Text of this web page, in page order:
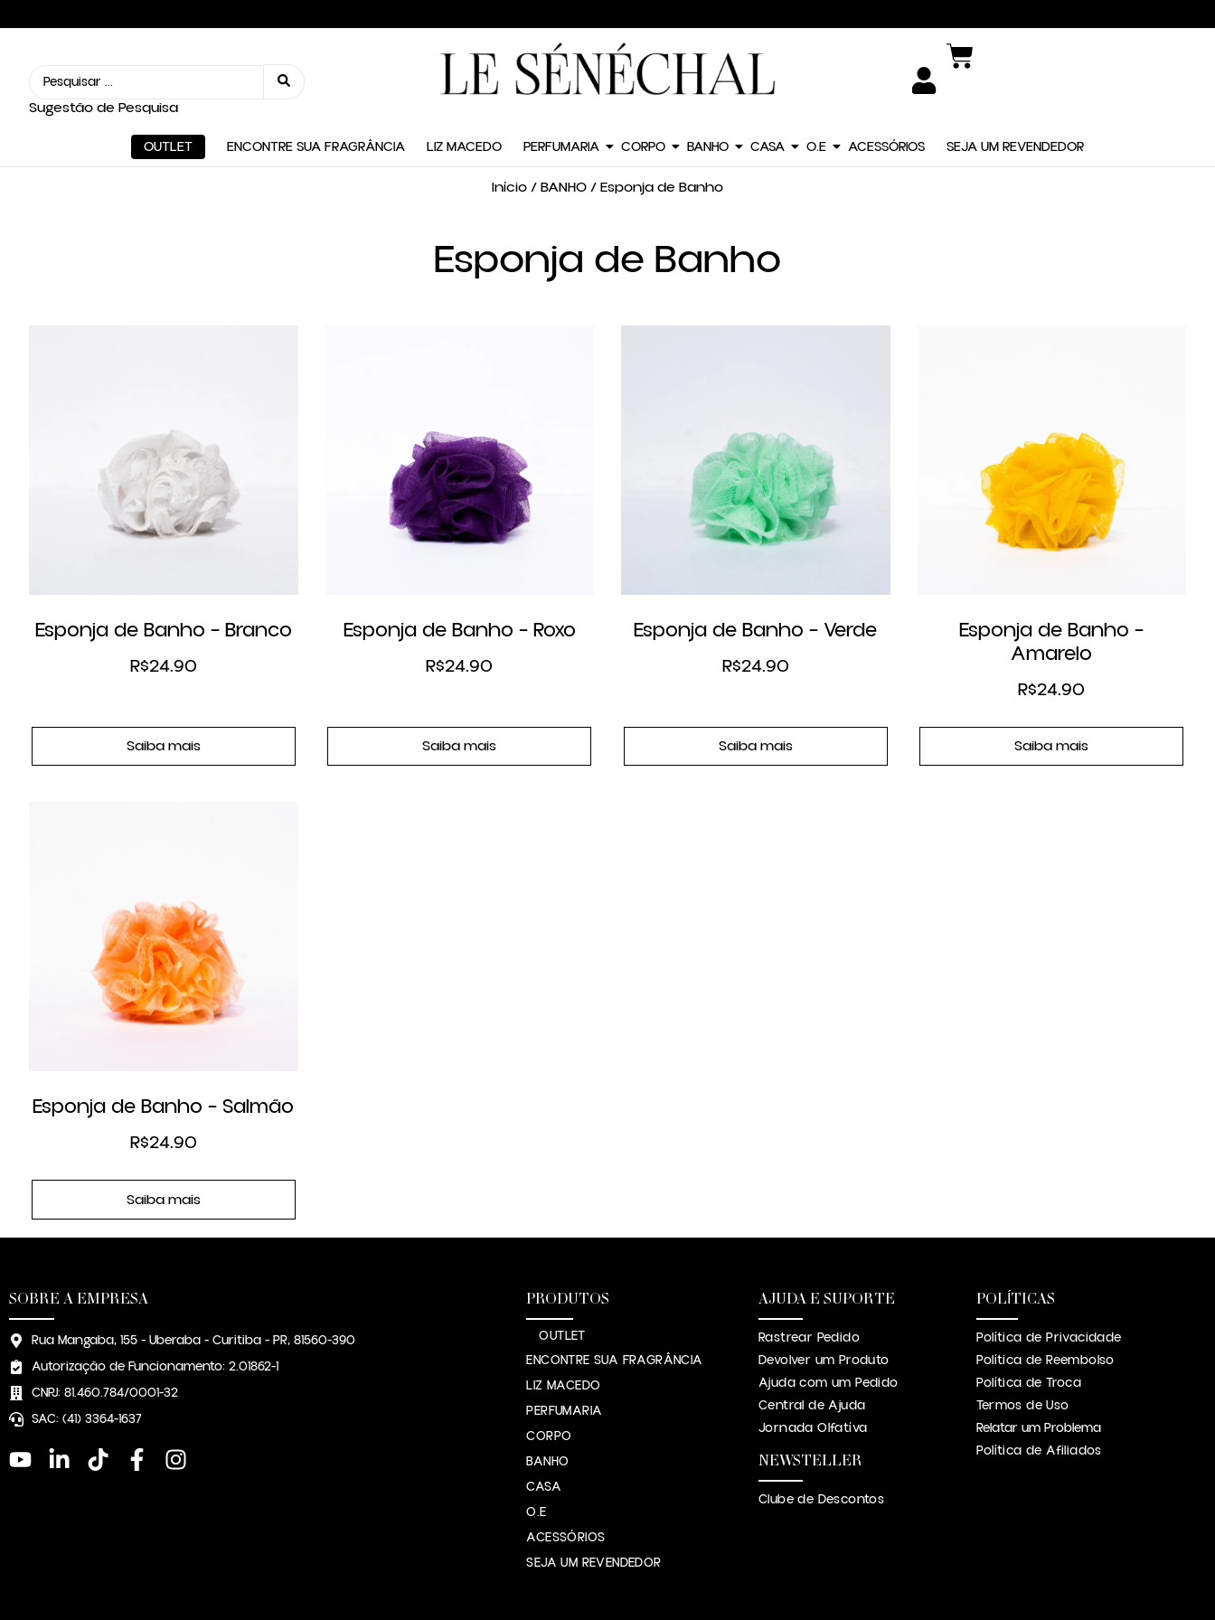
Sugestão de Pesquisa
OUTLET ENCONTRE SUA FRAGRÂNCIA LIZ MACEDO PERFUMARIA CORPO BANHO CASA O.E ACESSÓRIOS SEJA UM REVENDEDOR
Início/BANHO/ Esponja de Banho
Esponja de Banho
Esponja de Banho – Branco
R$24.90
Saiba mais
Esponja de Banho – Roxo
R$24.90
Saiba mais
Esponja de Banho – Verde
R$24.90
Saiba mais
Esponja de Banho –
Amarelo
R$24.90
Saiba mais
Esponja de Banho – Salmão
R$24.90
Saiba mais
SOBRE A EMPRESA
Rua Mangaba, 155 - Uberaba - Curitiba - PR, 81560-390
Autorização de Funcionamento: 2.01862-1
CNPJ: 81.460.784/0001-32
SAC: (41) 3364-1637
PRODUTOS
OUTLET
ENCONTRE SUA FRAGRÂNCIA
LIZ MACEDO
PERFUMARIA
CORPO
BANHO
CASA
O.E
ACESSÓRIOS
SEJA UM REVENDEDOR
AJUDA E SUPORTE
Rastrear Pedido
Devolver um Produto
Ajuda com um Pedido
Central de Ajuda
Jornada Olfatíva
NEWSTELLER
Clube de Descontos
POLÍTICAS
Política de Privacidade
Política de Reembolso
Política de Troca
Termos de Uso
Relatar um Problema
Política de Afiliados